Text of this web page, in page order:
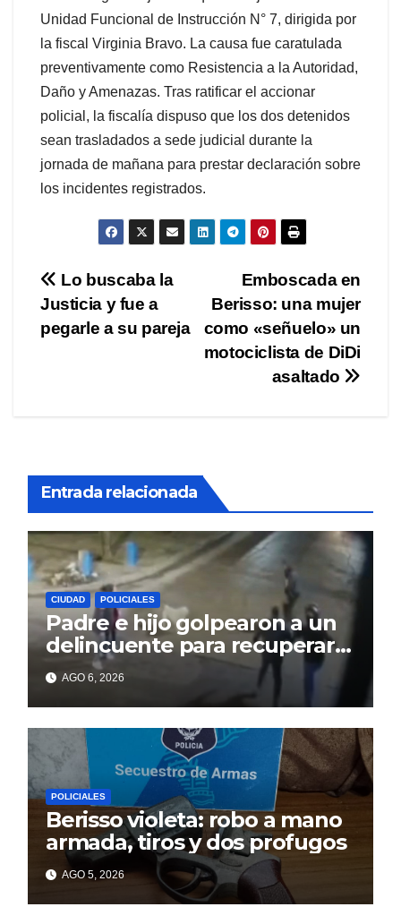
Unidad Funcional de Instrucción N° 7, dirigida por
la fiscal Virginia Bravo. La causa fue caratulada
preventivamente como Resistencia a la Autoridad,
Daño y Amenazas. Tras ratificar el accionar
policial, la fiscalía dispuso que los dos detenidos
sean trasladados a sede judicial durante la
jornada de mañana para prestar declaración sobre
los incidentes registrados.
Navegación
de
Emboscada en
Berisso: una mujer
como «señuelo» un
motociclista de DiDi
asaltado
Lo buscaba la
Justicia y fue a
pegarle a su pareja
Entrada relacionada
CIUDAD POLICIALES
Padre e hijo golpearon a un
delincuente para recuperar
un celular robado en Berisso
AGO 6, 2026
POLICIALES
Berisso violeta: robo a mano
armada, tiros y dos profugos
AGO 5, 2026